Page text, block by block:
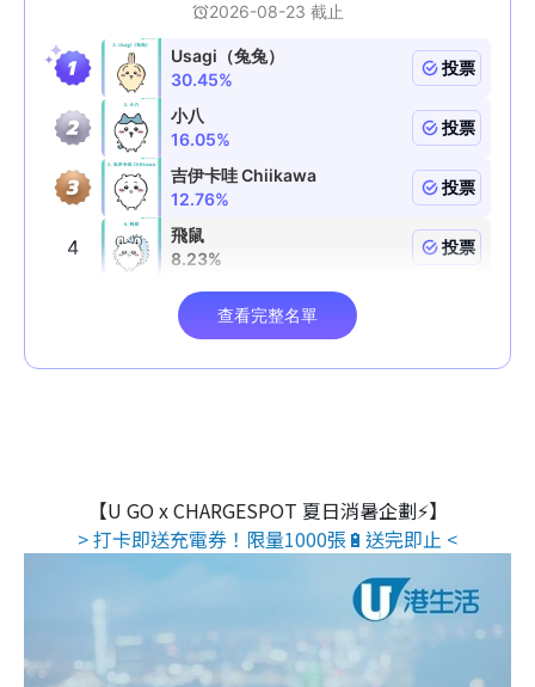
【U GO x CHARGESPOT 夏日消暑企劃⚡】
> 打卡即送充電券！限量1000張🔋送完即止 <